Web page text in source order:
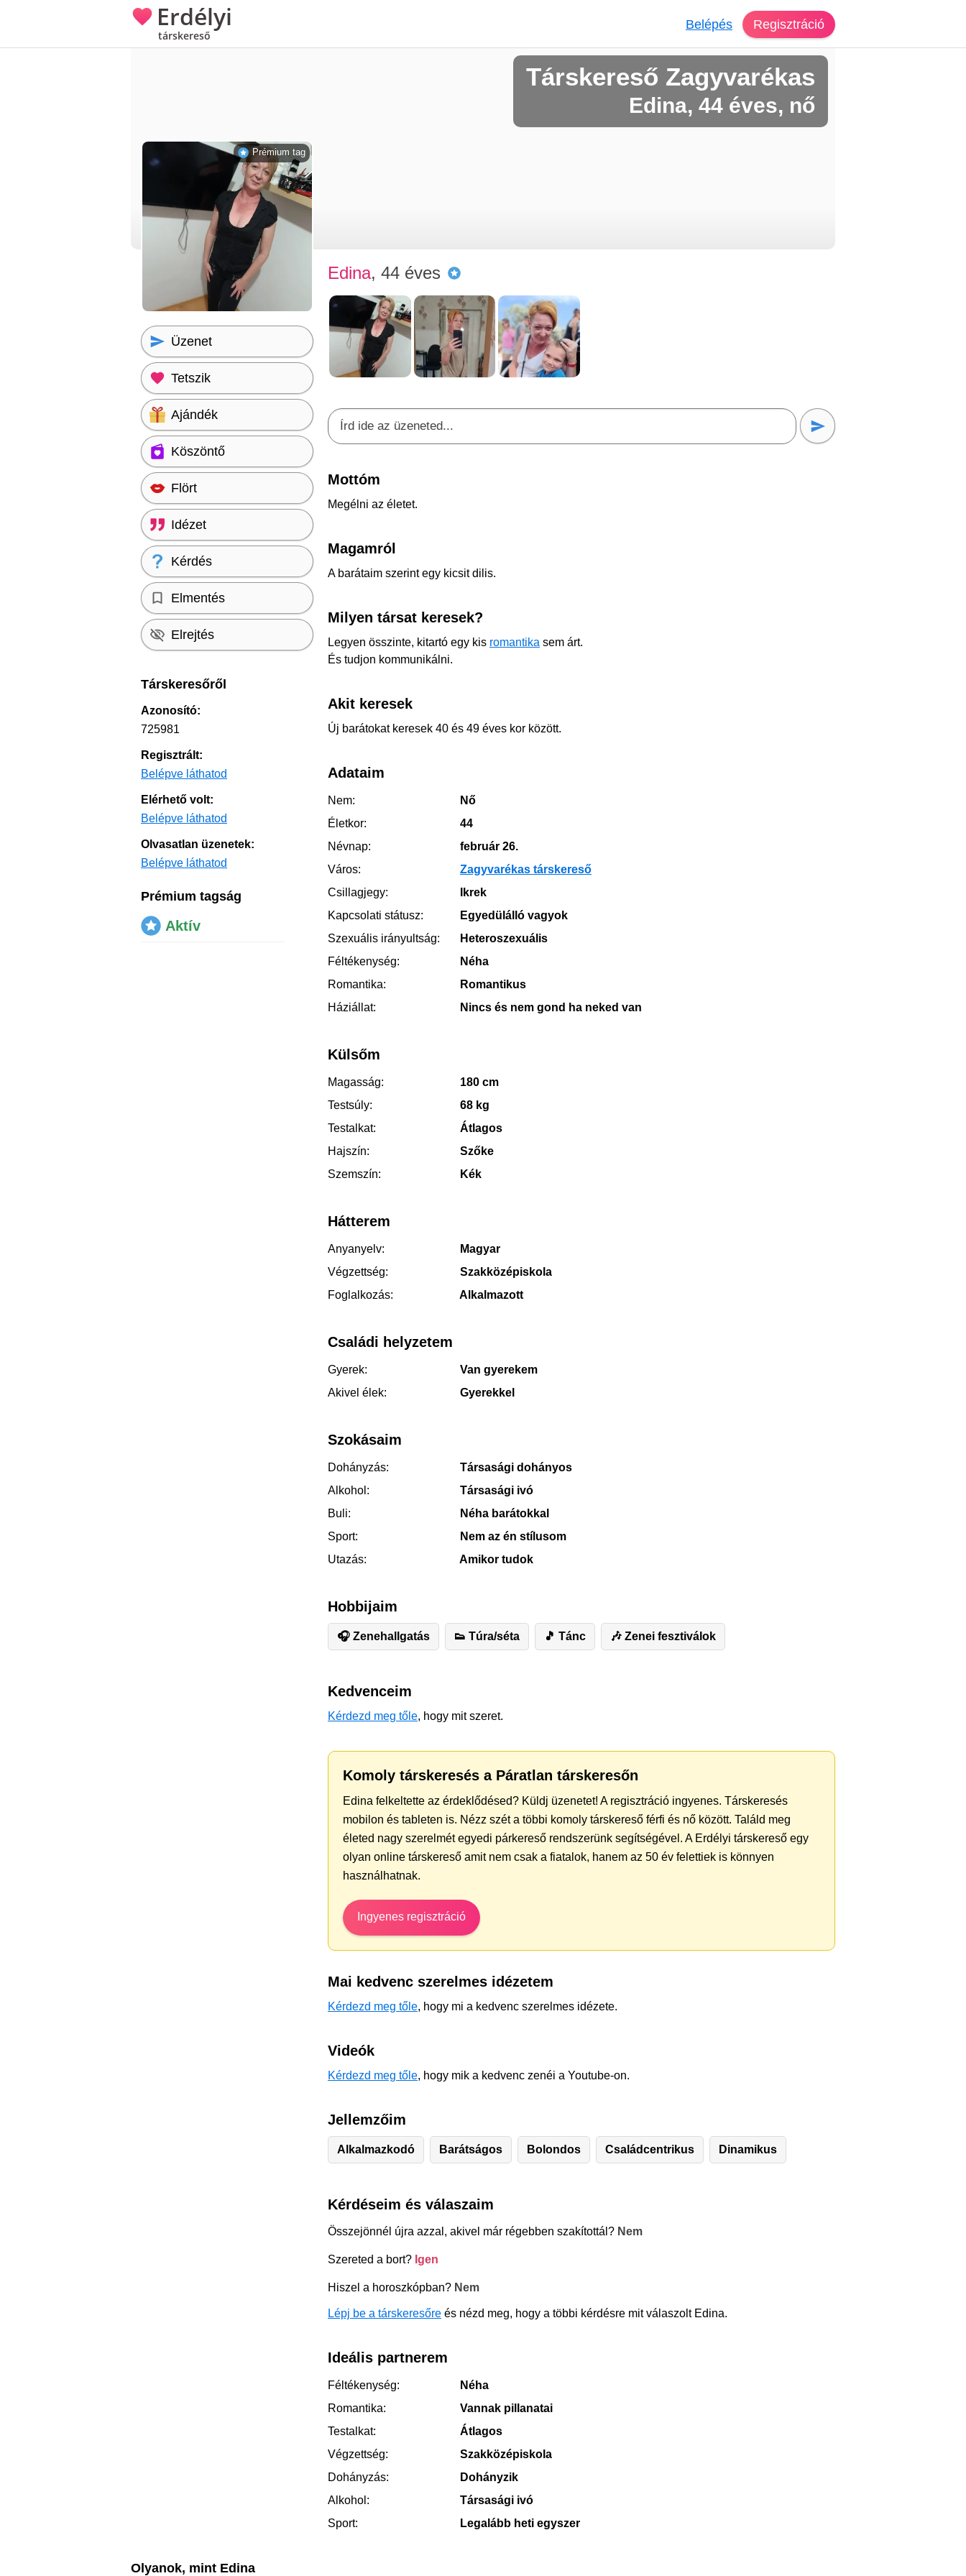
Erdélyi
társkereső
Belépés Regisztráció
Társkereső Zagyvarékas
Edina, 44 éves, nő
Edina, 44 éves
Mottóm
Megélni az életet.
Magamról
A barátaim szerint egy kicsit dilis.
Milyen társat keresek?
Legyen összinte, kitartó egy kis romantika sem árt.
És tudjon kommunikálni.
Akit keresek
Új barátokat keresek 40 és 49 éves kor között.
Adataim
Nem:
Nő
Életkor:
44
Névnap:
február 26.
Város:
Zagyvarékas társkereső
Csillagjegy:
Ikrek
Kapcsolati státusz:
Egyedülálló vagyok
Szexuális irányultság:
Heteroszexuális
Féltékenység:
Néha
Romantika:
Romantikus
Háziállat:
Nincs és nem gond ha neked van
Külsőm
Magasság:
180 cm
Testsúly:
68 kg
Testalkat:
Átlagos
Hajszín:
Szőke
Szemszín:
Kék
Hátterem
Anyanyelv:
Magyar
Végzettség:
Szakközépiskola
Foglalkozás:
Alkalmazott
Családi helyzetem
Gyerek:
Van gyerekem
Akivel élek:
Gyerekkel
Szokásaim
Dohányzás:
Társasági dohányos
Alkohol:
Társasági ivó
Buli:
Néha barátokkal
Sport:
Nem az én stílusom
Utazás:
Amikor tudok
Hobbijaim
🎧 Zenehallgatás 👟 Túra/séta 🎵 Tánc 🎶 Zenei fesztiválok
Kedvenceim
Kérdezd meg tőle, hogy mit szeret.
Komoly társkeresés a Páratlan társkeresőn
Edina felkeltette az érdeklődésed? Küldj üzenetet! A regisztráció ingyenes. Társkeresés
mobilon és tableten is. Nézz szét a többi komoly társkereső férfi és nő között. Találd meg
életed nagy szerelmét egyedi párkereső rendszerünk segítségével. A Erdélyi társkereső egy
olyan online társkereső amit nem csak a fiatalok, hanem az 50 év felettiek is könnyen
használhatnak.
Ingyenes regisztráció
Mai kedvenc szerelmes idézetem
Kérdezd meg tőle, hogy mi a kedvenc szerelmes idézete.
Videók
Kérdezd meg tőle, hogy mik a kedvenc zenéi a Youtube-on.
Jellemzőim
Alkalmazkodó Barátságos Bolondos Családcentrikus Dinamikus
Kérdéseim és válaszaim
Összejönnél újra azzal, akivel már régebben szakítottál? Nem
Szereted a bort? Igen
Hiszel a horoszkópban? Nem
Lépj be a társkeresőre és nézd meg, hogy a többi kérdésre mit válaszolt Edina.
Ideális partnerem
Féltékenység:
Néha
Romantika:
Vannak pillanatai
Testalkat:
Átlagos
Végzettség:
Szakközépiskola
Dohányzás:
Dohányzik
Alkohol:
Társasági ivó
Sport:
Legalább heti egyszer
Prémium tag
Üzenet
Tetszik
Ajándék
Köszöntő
Flört
Idézet
Kérdés
Elmentés
Elrejtés
Társkeresőről
Azonosító:
725981
Regisztrált:
Belépve láthatod
Elérhető volt:
Belépve láthatod
Olvasatlan üzenetek:
Belépve láthatod
Prémium tagság
Aktív
Olyanok, mint Edina